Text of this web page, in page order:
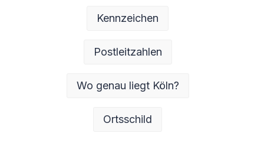
Kennzeichen
Postleitzahlen
Wo genau liegt Köln?
Ortsschild